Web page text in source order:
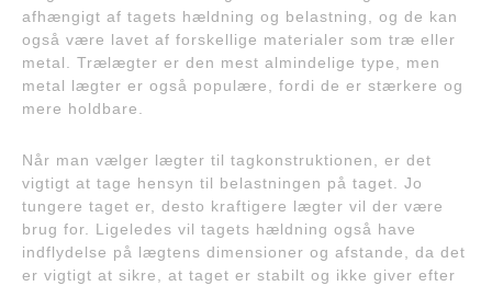
afhængigt af tagets hældning og belastning, og de kan
også være lavet af forskellige materialer som træ eller
metal. Trælægter er den mest almindelige type, men
metal lægter er også populære, fordi de er stærkere og
mere holdbare.
Når man vælger lægter til tagkonstruktionen, er det
vigtigt at tage hensyn til belastningen på taget. Jo
tungere taget er, desto kraftigere lægter vil der være
brug for. Ligeledes vil tagets hældning også have
indflydelse på lægtens dimensioner og afstande, da det
er vigtigt at sikre, at taget er stabilt og ikke giver efter